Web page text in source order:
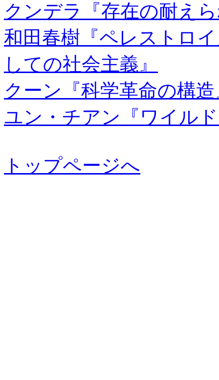
クンデラ『存在の耐え
和田春樹『ペレストロ
しての社会主義』
クーン『科学革命の構
ユン・チアン『ワイル
トップページへ